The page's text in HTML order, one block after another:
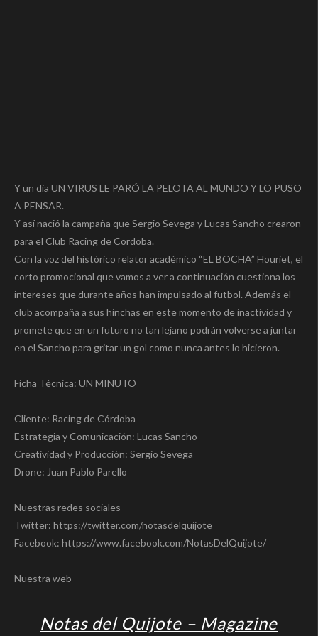
Y un dia UN VIRUS LE PARÓ LA PELOTA AL MUNDO Y LO PUSO
A PENSAR.
Y así nació la campaña que Sergio Sevega y Lucas Sancho crearon
para el Club Racing de Cordoba.
Con la voz del histórico relator académico “EL BOCHA” Houriet, el
corto promocional que vamos a ver a continuación cuestiona los
intereses que durante años han impulsado al futbol. Además el
club acompaña a sus hinchas en este momento de inactividad y
promete que en un futuro no tan lejano podrán volverse a juntar
en el Sancho para gritar un gol como nunca antes lo hicieron.
Ficha Técnica: UN MINUTO
Cliente: Racing de Córdoba
Estrategia y Comunicación: Lucas Sancho
Creatividad y Producción: Sergio Sevega
Drone: Juan Pablo Parello
Nuestras redes sociales
Twitter: https://twitter.com/notasdelquijote
Facebook: https://www.facebook.com/NotasDelQuijote/
Nuestra web
Notas del Quijote – Magazine